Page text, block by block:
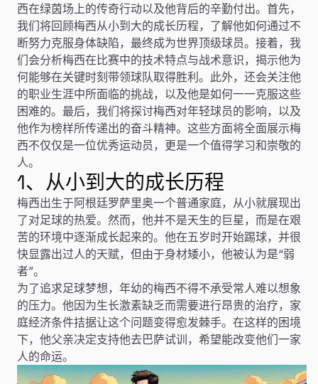
西在绿茵场上的传奇行动以及他背后的辛勤付出。首先，
我们将回顾梅西从小到大的成长历程，了解他如何通过不
断努力克服身体缺陷，最终成为世界顶级球员。接着，我
们会分析梅西在比赛中的技术特点与战术意识，揭示他为
何能够在关键时刻带领球队取得胜利。此外，还会关注他
的职业生涯中所面临的挑战，以及他是如何一一克服这些
困难的。最后，我们将探讨梅西对年轻球员的影响，以及
他作为榜样所传递出的奋斗精神。这些方面将全面展示梅
西不仅仅是一位优秀运动员，更是一个值得学习和崇敬的
人。
1、从小到大的成长历程
梅西出生于阿根廷罗萨里奥一个普通家庭，从小就展现出
了对足球的热爱。然而，他并不是天生的巨星，而是在艰
苦的环境中逐渐成长起来的。他在五岁时开始踢球，并很
快显露出过人的天赋，但由于身材矮小，他被认为是“弱
者”。
为了追求足球梦想，年幼的梅西不得不承受常人难以想象
的压力。他因为生长激素缺乏而需要进行昂贵的治疗，家
庭经济条件拮据让这个问题变得愈发棘手。在这样的困境
下，他父亲决定支持他去巴萨试训，希望能改变他们一家
人的命运。